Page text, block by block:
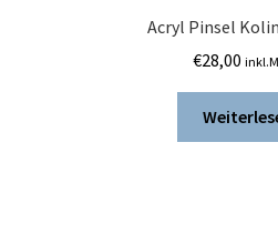
Acryl Pinsel
€28,00